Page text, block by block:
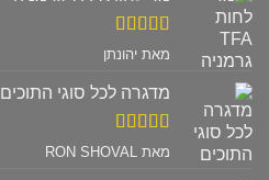
דורג 5מתוך
מאת יהונתן
מדגרה לכל סוגי התוכים Eggi דגם ELTS-500
דורג 5מתוך
מאת RON SHOVAL